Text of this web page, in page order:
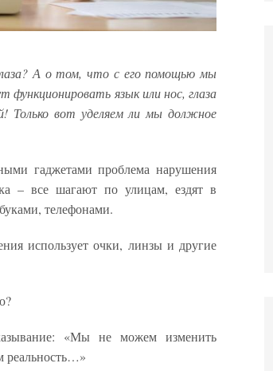
А о том, что с его помощью мы
функционировать язык или нос, глаза
Только вот уделяем ли мы должное
гаджетами проблема нарушения
– все шагают по улицам, ездят в
телефонами.
использует очки, линзы и другие
«Мы не можем изменить
реальность…»